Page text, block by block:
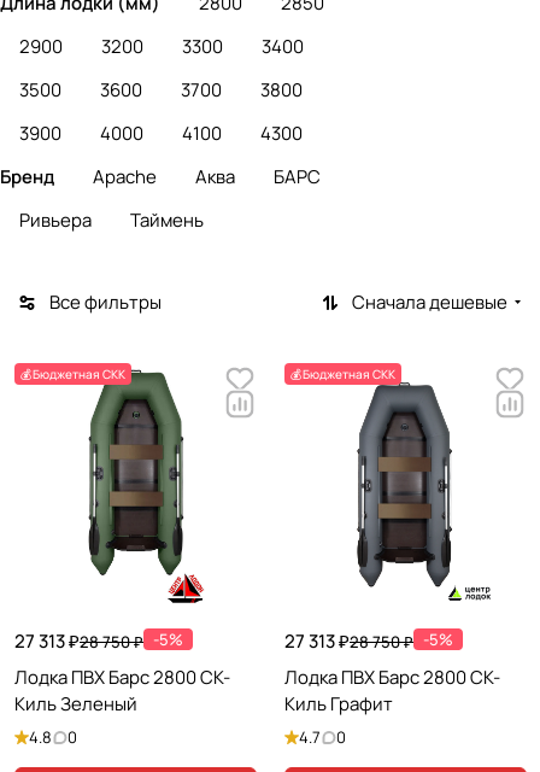
2900
3200 3300
3400
3500
3600 3700
3800
3900
4000 4100
4300
Бренд
Apache Аква
БАРС
Ривьера
Таймень
Все фильтры Сначала дешевые
💰Бюджетная СКК
27 313 ₽28 750 ₽ -5%
Лодка ПВХ Барс 2800 СК-
Киль Зеленый
4.8 0
💰Бюджетная СКК
27 313 ₽28 750 ₽ -5%
Лодка ПВХ Барс 2800 СК-
Киль Графит
4.7 0